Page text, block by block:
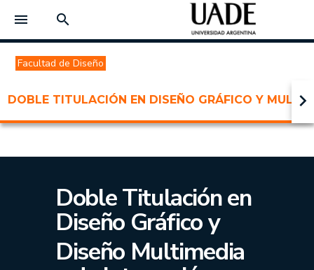
menu search
Facultad de Diseño
DOBLE TITULACIÓN EN DISEÑO GRÁFICO Y keyboard_arrow_right
Doble Titulación en
Diseño Gráfico y
Diseño Multimedia